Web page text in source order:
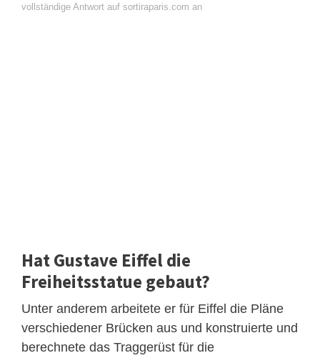
vollständige Antwort auf sortiraparis.com an
Hat Gustave Eiffel die
Freiheitsstatue gebaut?
Unter anderem arbeitete er für Eiffel die Pläne
verschiedener Brücken aus und konstruierte und
berechnete das Traggerüst für die